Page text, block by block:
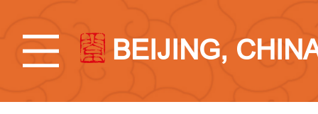
BEIJING,